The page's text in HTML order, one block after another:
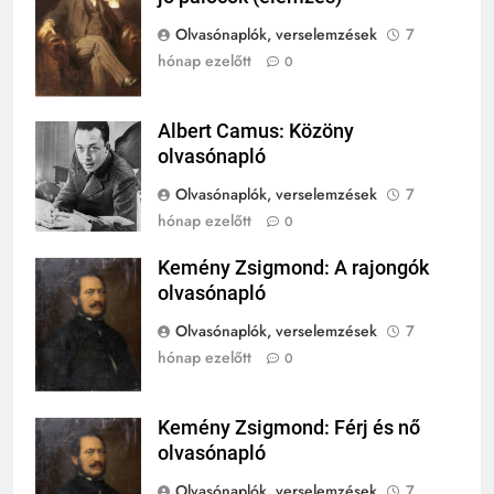
Olvasónaplók, verselemzések
7
hónap ezelőtt
0
Albert Camus
Albert Camus: Közöny
olvasónapló
Olvasónaplók, verselemzések
7
hónap ezelőtt
0
Kemény
Zsigmond
Kemény Zsigmond: A rajongók
olvasónapló
Olvasónaplók, verselemzések
7
hónap ezelőtt
0
Kemény
Zsigmond
Kemény Zsigmond: Férj és nő
olvasónapló
MIKOR VOLT?
TÖRTÉNELEM ÉRDEKESSÉGEK
Ki volt Zeusz?
KIK VOLTAK?
TÖRTÉNELEM ÉRDEKESSÉGEK
Mikor volt a thermopülai csata?
TÖRTÉNELEM ÉRDEKESSÉGEK
3
birodalom bukása?
408
Gárdonyi Géza: Az egri csillagok
olvasónapló
olvasónapló
12. OSZTÁLY OLVASÓNAPLÓ